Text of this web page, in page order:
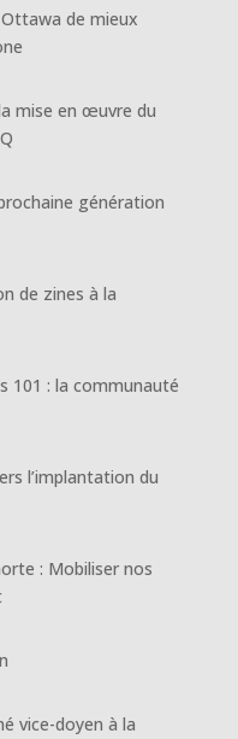
Ottawa de mieux
mise en œuvre du
génération
de zines à la
101 : la communauté
l’implantation du
: Mobiliser nos
vice-doyen à la